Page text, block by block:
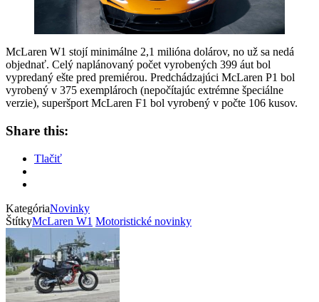
McLaren W1 stojí minimálne 2,1 milióna dolárov, no už sa nedá
objednať. Celý naplánovaný počet vyrobených 399 áut bol
vypredaný ešte pred premiérou. Predchádzajúci McLaren P1 bol
vyrobený v 375 exemplároch (nepočítajúc extrémne špeciálne
verzie), superšport McLaren F1 bol vyrobený v počte 106 kusov.
Share this:
Tlačiť
KategóriaNovinky
ŠtítkyMcLaren W1 Motoristické novinky